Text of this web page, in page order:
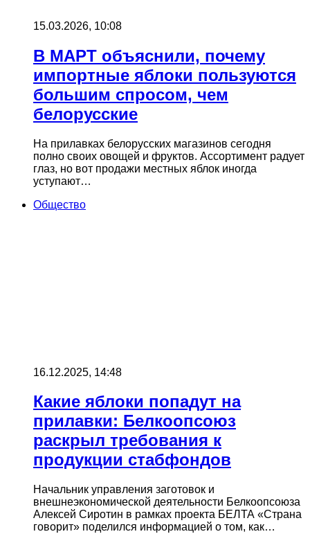
15.03.2026, 10:08
В МАРТ объяснили, почему
импортные яблоки пользуются
большим спросом, чем
белорусские
На прилавках белорусских магазинов сегодня
полно своих овощей и фруктов. Ассортимент радует
глаз, но вот продажи местных яблок иногда
уступают…
Общество
16.12.2025, 14:48
Какие яблоки попадут на
прилавки: Белкоопсоюз
раскрыл требования к
продукции стабфондов
Начальник управления заготовок и
внешнеэкономической деятельности Белкоопсоюза
Алексей Сиротин в рамках проекта БЕЛТА «Страна
говорит» поделился информацией о том, как…